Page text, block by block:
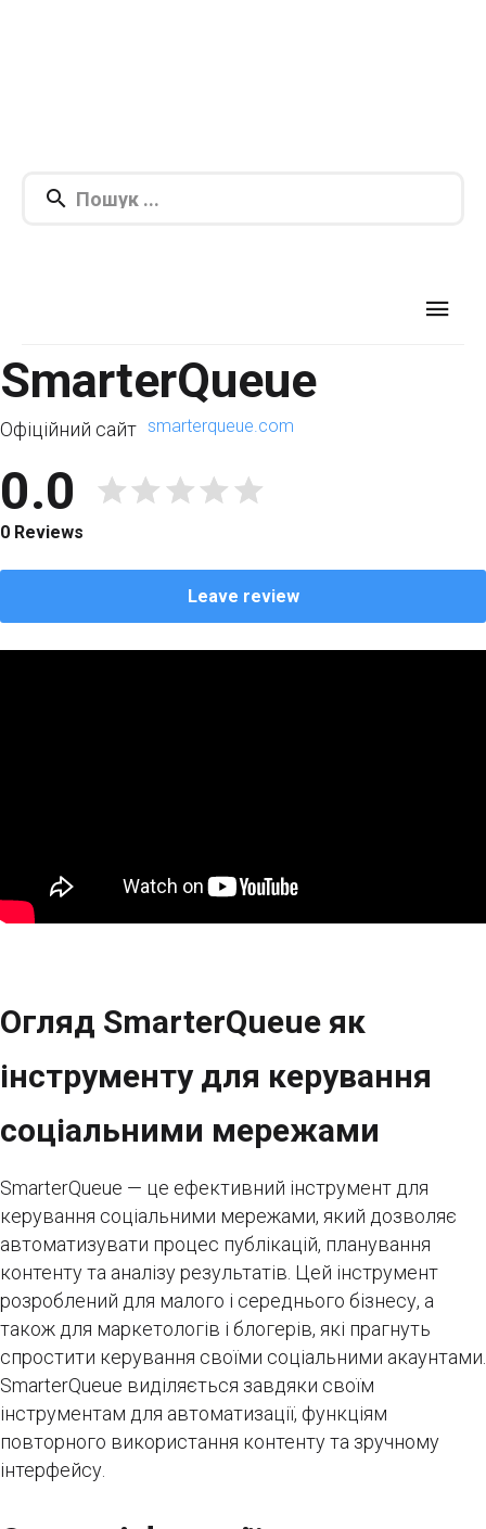
SmarterQueue
Офіційний сайт smarterqueue.com
0.0
0 Reviews
Leave review
Огляд SmarterQueue як
інструменту для керування
соціальними мережами
SmarterQueue — це ефективний інструмент для
керування соціальними мережами, який дозволяє
автоматизувати процес публікацій, планування
контенту та аналізу результатів. Цей інструмент
розроблений для малого і середнього бізнесу, а
також для маркетологів і блогерів, які прагнуть
спростити керування своїми соціальними акаунтами.
SmarterQueue виділяється завдяки своїм
інструментам для автоматизації, функціям
повторного використання контенту та зручному
інтерфейсу.